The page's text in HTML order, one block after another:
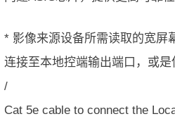
* 影像来源设备所需读取的宽屏
连接至本地控端输出端口，或
/
Cat 5e cable to connect the